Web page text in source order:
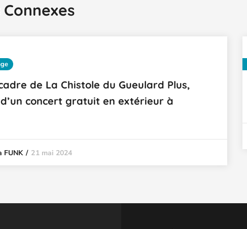
de La Chistole du Gueulard Plus,
concert gratuit en extérieur à
FUNK 21 mai 2024